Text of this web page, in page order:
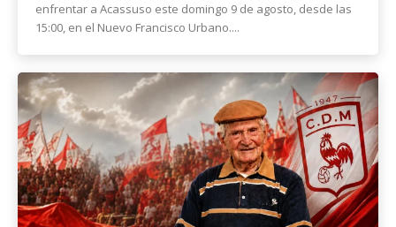
enfrentar a Acassuso este domingo 9 de agosto, desde las
15:00, en el Nuevo Francisco Urbano....